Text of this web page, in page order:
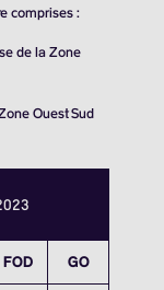
comprises :
de la Zone
Ouest Sud
FOD GO